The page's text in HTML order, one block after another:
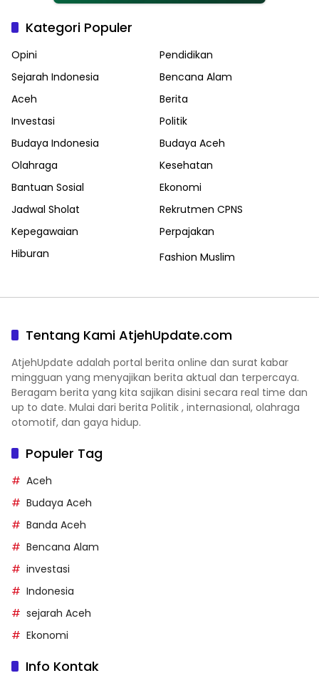
Kategori Populer
Opini
Pendidikan
Sejarah Indonesia
Bencana Alam
Aceh
Berita
Investasi
Politik
Budaya Indonesia
Budaya Aceh
Olahraga
Kesehatan
Bantuan Sosial
Ekonomi
Jadwal Sholat
Rekrutmen CPNS
Kepegawaian
Perpajakan
Hiburan
Fashion Muslim
Tentang Kami AtjehUpdate.com
AtjehUpdate adalah portal berita online dan surat kabar
mingguan yang menyajikan berita aktual dan terpercaya.
Beragam berita yang kita sajikan disini secara real time dan
up to date. Mulai dari berita Politik , internasional, olahraga
otomotif, dan gaya hidup.
Populer Tag
Aceh
Budaya Aceh
Banda Aceh
Bencana Alam
investasi
Indonesia
sejarah Aceh
Ekonomi
Info Kontak